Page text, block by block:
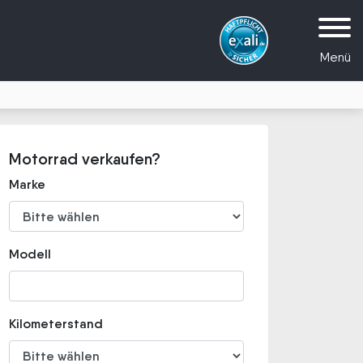
Menü
Motorrad verkaufen?
Marke
Modell
Kilometerstand